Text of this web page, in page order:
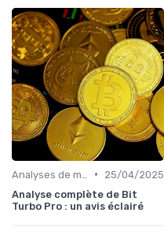
•
25/04/2025
Analyse complète de Bit
Turbo Pro : un avis éclairé